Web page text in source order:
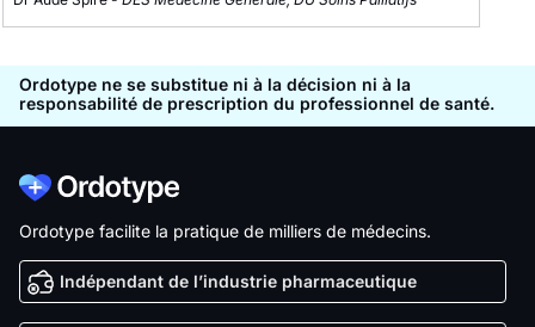
Ordotype ne se substitue ni à la décision ni à la
responsabilité de prescription du professionnel de santé.
Ordotype facilite la pratique de milliers de médecins.
Indépendant de l’industrie pharmaceutique